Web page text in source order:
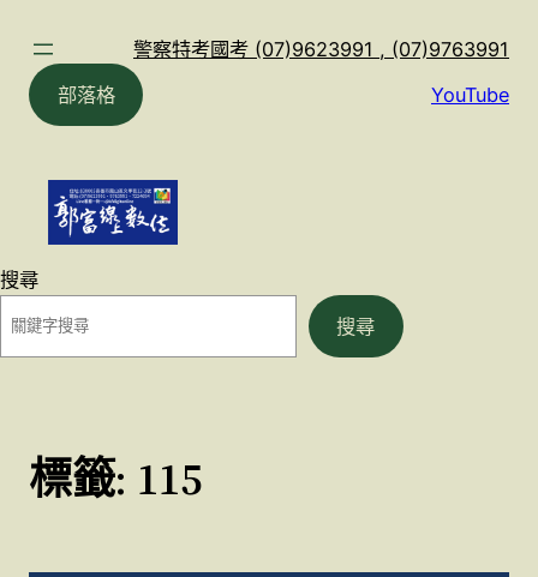
警察特考國考 (07)9623991 , (07)9763991
部落格
YouTube
搜尋
搜尋
標籤: 115